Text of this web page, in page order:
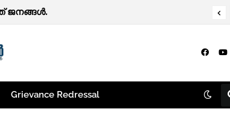
ജനങ്ങൾ.
Grievance Redressal